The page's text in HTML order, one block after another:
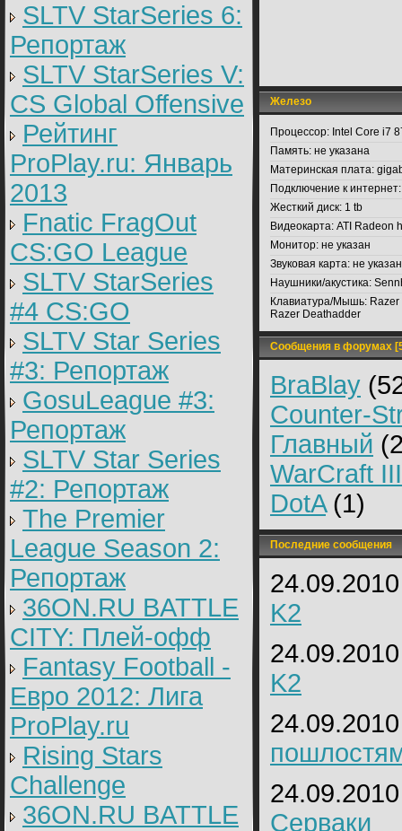
SLTV StarSeries 6:
Репортаж
SLTV StarSeries V:
CS Global Offensive
Рейтинг
ProPlay.ru: Январь
2013
Fnatic FragOut
CS:GO League
SLTV StarSeries
#4 CS:GO
SLTV Star Series
#3: Репортаж
GosuLeague #3:
Репортаж
SLTV Star Series
#2: Репортаж
The Premier
League Season 2:
Репортаж
36ON.RU BATTLE
CITY: Плей-офф
Fantasy Football -
Евро 2012: Лига
ProPlay.ru
Rising Stars
Challenge
36ON.RU BATTLE
Железо
Процессор: Intel Core i7
Память: не указана
Материнская плата:
Подключение к интернет:
Жесткий диск: 1 tb
Видеокарта: ATI Radeon
Монитор: не указан
Звуковая карта: не
Наушники/акустика:
Клавиатура/Мышь:
Razer Deathadder
Сообщения в форумах
BraBlay
Counter-
Главный
WarCraft III
DotA(1)
Последние сообщения
K2
K2
Серваки